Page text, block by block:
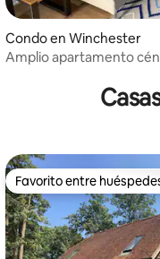
4.89 de 5, 253
Condo en Winchester
Amplio apartamento
Favorito entre
Favorito entre